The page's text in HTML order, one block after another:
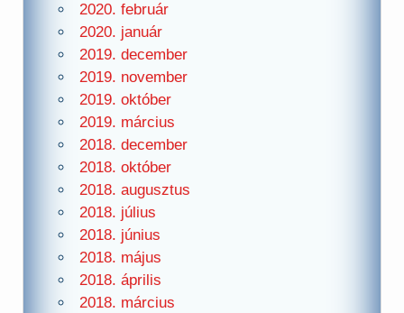
2020. február
2020. január
2019. december
2019. november
2019. október
2019. március
2018. december
2018. október
2018. augusztus
2018. július
2018. június
2018. május
2018. április
2018. március